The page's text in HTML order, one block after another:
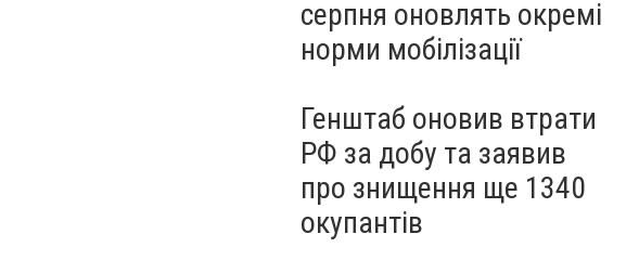
серпня оновлять окремі
норми мобілізації
Генштаб оновив втрати
РФ за добу та заявив
про знищення ще 1340
окупантів